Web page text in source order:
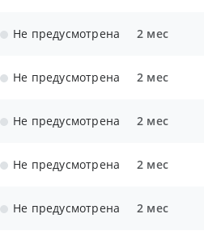
Не предусмотрена 2 мес
Не предусмотрена 2 мес
Не предусмотрена 2 мес
Не предусмотрена 2 мес
Не предусмотрена 2 мес